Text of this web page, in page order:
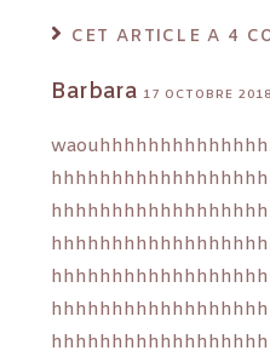
CET ARTICLE A 4
Barbara 17 OCTOBRE 2018